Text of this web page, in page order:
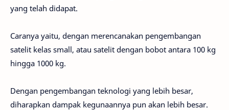
yang telah didapat.
Caranya yaitu, dengan merencanakan pengembangan
satelit kelas small, atau satelit dengan bobot antara 100 kg
hingga 1000 kg.
Dengan pengembangan teknologi yang lebih besar,
diharapkan dampak kegunaannya pun akan lebih besar.